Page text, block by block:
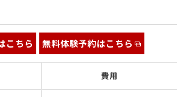
こちら 無料体験予約はこちら
費用